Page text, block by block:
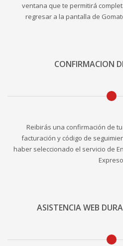
ventana que te permitirá
regresar a la pantalla de
CONFIRMACION
Reibirás una confirmación de
facturación y código de
haber seleccionado el servicio de
ASISTENCIA WEB